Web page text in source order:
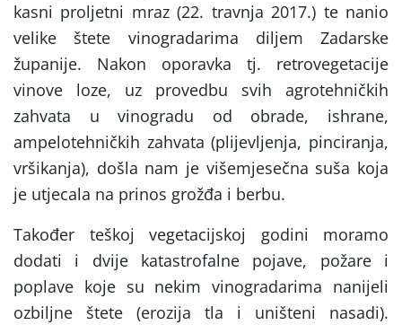
kasni proljetni mraz (22. travnja 2017.) te nanio
velike štete vinogradarima diljem Zadarske
županije. Nakon oporavka tj. retrovegetacije
vinove loze, uz provedbu svih agrotehničkih
zahvata u vinogradu od obrade, ishrane,
ampelotehničkih zahvata (plijevljenja, pinciranja,
vršikanja), došla nam je višemjesečna suša koja
je utjecala na prinos grožđa i berbu.
Također teškoj vegetacijskoj godini moramo
dodati i dvije katastrofalne pojave, požare i
poplave koje su nekim vinogradarima nanijeli
ozbiljne štete (erozija tla i uništeni nasadi).